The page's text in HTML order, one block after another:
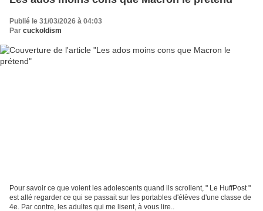
Publié le 31/03/2026 à 04:03
Par cuckoldism
Pour savoir ce que voient les adolescents quand ils scrollent, " Le HuffPost "
est allé regarder ce qui se passait sur les portables d'élèves d'une classe de
4e. Par contre, les adultes qui me lisent, à vous lire..